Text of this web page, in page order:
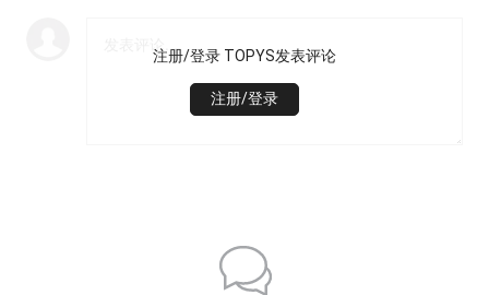
注册/登录 TOPYS发表评论
注册/登录